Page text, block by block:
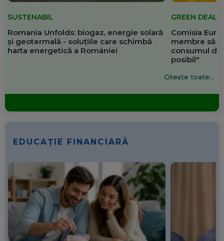
SUSTENABIL
Romania Unfolds: biogaz, energie solară
și geotermală - soluțiile care schimbă
harta energetică a României
GREEN DEAL
Comisia
membre să
consumul de
posibil"
Citește toate...
EDUCAȚIE FINANCIARĂ